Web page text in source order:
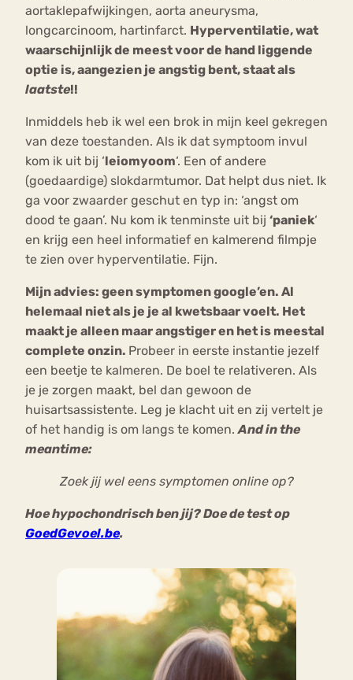
aortaklepafwijkingen, aorta aneurysma,
longcarcinoom, hartinfarct. Hyperventilatie, wat
waarschijnlijk de meest voor de hand liggende
optie is, aangezien je angstig bent, staat als
laatste!!
Inmiddels heb ik wel een brok in mijn keel gekregen
van deze toestanden. Als ik dat symptoom invul
kom ik uit bij ‘leiomyoom‘. Een of andere
(goedaardige) slokdarmtumor. Dat helpt dus niet. Ik
ga voor zwaarder geschut en typ in: ‘angst om
dood te gaan’. Nu kom ik tenminste uit bij ‘paniek‘
en krijg een heel informatief en kalmerend filmpje
te zien over hyperventilatie. Fijn.
Mijn advies: geen symptomen google’en. Al
helemaal niet als je je al kwetsbaar voelt. Het
maakt je alleen maar angstiger en het is meestal
complete onzin. Probeer in eerste instantie jezelf
een beetje te kalmeren. De boel te relativeren. Als
je je zorgen maakt, bel dan gewoon de
huisartsassistente. Leg je klacht uit en zij vertelt je
of het handig is om langs te komen.And in the
meantime:
Zoek jij wel eens symptomen online op?
Hoe hypochondrisch ben jij? Doe de test op
GoedGevoel.be.